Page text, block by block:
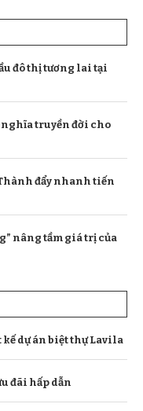
đô thị tương lai tại
truyền đời cho
đẩy nhanh tiến
nâng tầm giá trị của
dự án biệt thự Lavila
đãi hấp dẫn